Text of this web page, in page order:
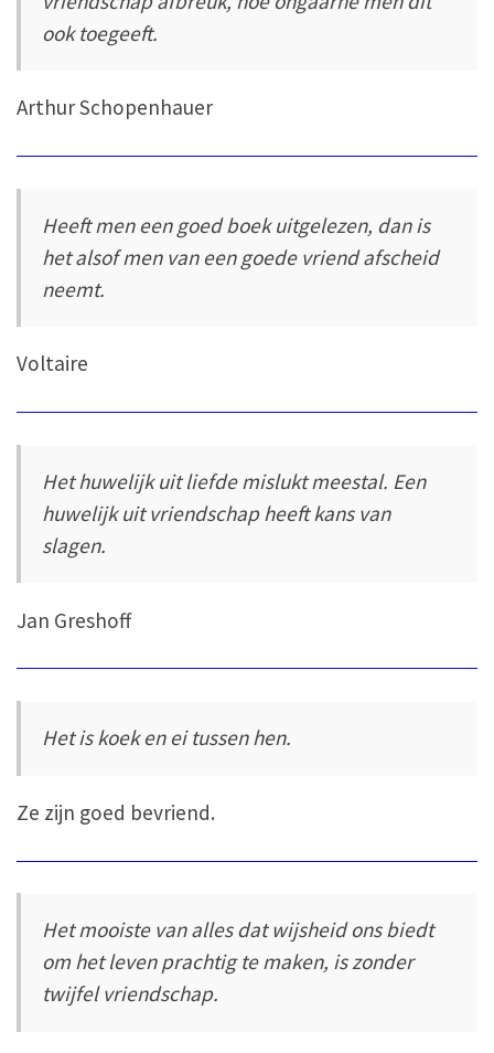
ook toegeeft.
Arthur Schopenhauer
Heeft men een goed boek uitgelezen, dan is
het alsof men van een goede vriend afscheid
neemt.
Voltaire
Het huwelijk uit liefde mislukt meestal. Een
huwelijk uit vriendschap heeft kans van
slagen.
Jan Greshoff
Het is koek en ei tussen hen.
Ze zijn goed bevriend.
Het mooiste van alles dat wijsheid ons biedt
om het leven prachtig te maken, is zonder
twijfel vriendschap.